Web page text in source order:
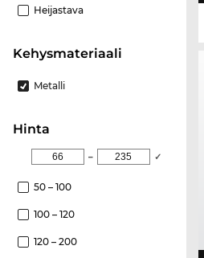
Heijastava
Kehysmateriaali
Metalli
Hinta
– ✓
50 – 100
100 – 120
120 – 200